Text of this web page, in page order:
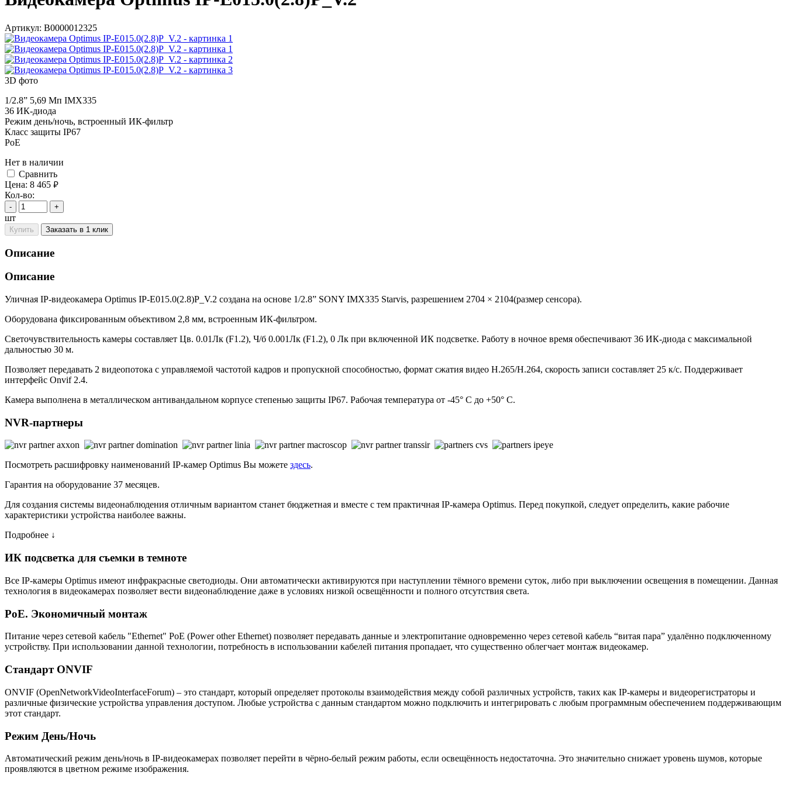
Артикул: В0000012325
3D фото
1/2.8” 5,69 Мп IMX335
36 ИК-диода
Режим день/ночь, встроенный ИК-фильтр
Класс защиты IР67
PoE
Нет в наличии
Cравнить
Цена: 8 465 руб.
Кол-во:
- +
шт
Купить Заказать в 1 клик
Описание
Описание
Уличная IP-видеокамера Optimus IP-E015.0(2.8)P_V.2 создана на основе 1/2.8” SONY IMX335 Starvis, разрешением 2704 × 2104(размер сенсора).
Оборудована фиксированным объективом 2,8 мм, встроенным ИК-фильтром.
Светочувствительность камеры составляет Цв. 0.01Лк (F1.2), Ч/б 0.001Лк (F1.2), 0 Лк при включенной ИК подсветке. Работу в ночное время обеспечивают 36 ИК-диода с максимальной
дальностью 30 м.
Позволяет передавать 2 видеопотока с управляемой частотой кадров и пропускной способностью, формат сжатия видео H.265/H.264, скорость записи составляет 25 к/с. Поддерживает
интерфейс Onvif 2.4.
Камера выполнена в металлическом антивандальном корпусе степенью защиты IP67. Рабочая температура от -45° С до +50° С.
NVR-партнеры
Посмотреть расшифровку наименований IP-камер Optimus Вы можете здесь.
Гарантия на оборудование 37 месяцев.
Для создания системы видеонаблюдения отличным вариантом станет бюджетная и вместе с тем практичная IP-камера Optimus. Перед покупкой, следует определить, какие рабочие
характеристики устройства наиболее важны.
Подробнее ↓
ИК подсветка для съемки в темноте
Все IP-камеры Optimus имеют инфракрасные светодиоды. Они автоматически активируются при наступлении тёмного времени суток, либо при выключении освещения в помещении. Данная
технология в видеокамерах позволяет вести видеонаблюдение даже в условиях низкой освещённости и полного отсутствия света.
PoE. Экономичный монтаж
Питание через сетевой кабель "Ethernet" PoE (Power other Ethernet) позволяет передавать данные и электропитание одновременно через сетевой кабель “витая пара” удалённо подключенному
устройству. При использовании данной технологии, потребность в использовании кабелей питания пропадает, что существенно облегчает монтаж видеокамер.
Стандарт ONVIF
ONVIF (OpenNetworkVideoInterfaceForum) – это стандарт, который определяет протоколы взаимодействия между собой различных устройств, таких как IP-камеры и видеорегистраторы и
различные физические устройства управления доступом. Любые устройства с данным стандартом можно подключить и интегрировать с любым программным обеспечением поддерживающим
этот стандарт.
Режим День/Ночь
Автоматический режим день/ночь в IP-видеокамерах позволяет перейти в чёрно-белый режим работы, если освещённость недостаточна. Это значительно снижает уровень шумов, которые
проявляются в цветном режиме изображения.